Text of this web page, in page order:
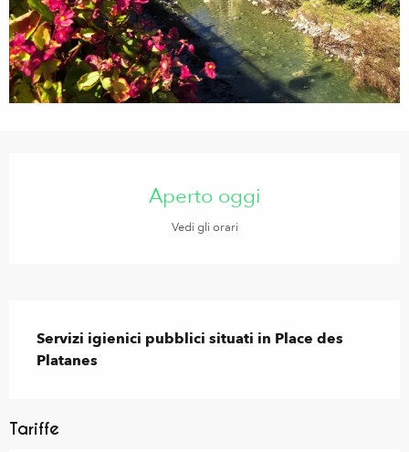
Aperto oggi
Vedi gli orari
Servizi igienici pubblici situati in Place des
Platanes
Tariffe